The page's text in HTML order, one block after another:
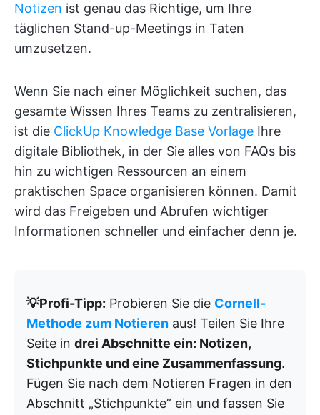
Notizen ist genau das Richtige, um Ihre
täglichen Stand-up-Meetings in Taten
umzusetzen.
Wenn Sie nach einer Möglichkeit suchen, das
gesamte Wissen Ihres Teams zu zentralisieren,
ist die ClickUp Knowledge Base Vorlage Ihre
digitale Bibliothek, in der Sie alles von FAQs bis
hin zu wichtigen Ressourcen an einem
praktischen Space organisieren können. Damit
wird das Freigeben und Abrufen wichtiger
Informationen schneller und einfacher denn je.
💡Profi-Tipp: Probieren Sie die Cornell-
Methode zum Notieren aus! Teilen Sie Ihre
Seite in drei Abschnitte ein: Notizen,
Stichpunkte und eine Zusammenfassung.
Fügen Sie nach dem Notieren Fragen in den
Abschnitt „Stichpunkte” ein und fassen Sie